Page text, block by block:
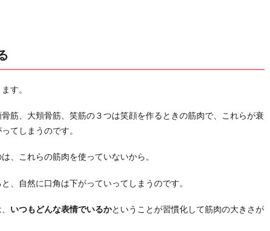
す。
筋、大頬骨筋、笑筋の３つは笑顔を作るときの筋肉で、これらが衰
てしまうのです。
、これらの筋肉を使っていないから。
、自然に口角は下がっていってしまうのです。
いつもどんな表情でいるかということが習慣化して筋肉の大きさが